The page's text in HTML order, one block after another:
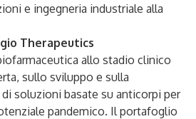
e ingegneria industriale alla
Therapeutics
allo stadio clinico
sullo sviluppo e sulla
soluzioni basate su anticorpi per
pandemico. Il portafoglio